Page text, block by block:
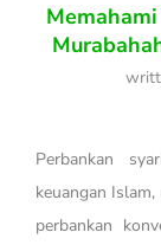
Perbankan
keuangan
perbankan